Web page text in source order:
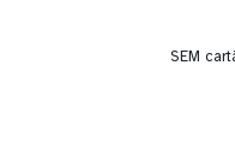
SEM